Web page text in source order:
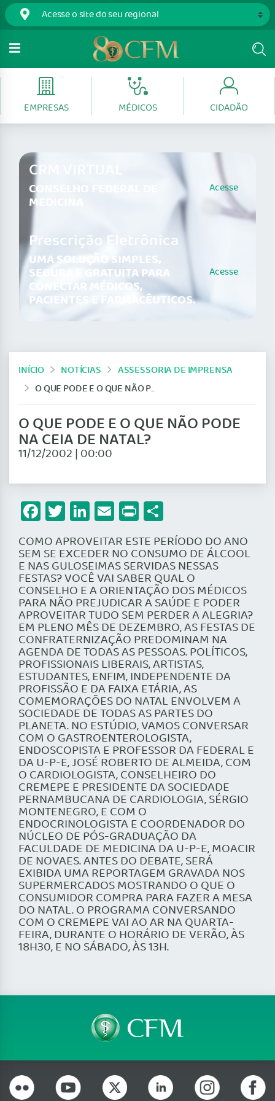
EMPRESAS MÉDICOS CIDADÃO
CRM VIRTUAL
CONSELHO FEDERAL DE
MEDICINA
Acesse
Prescrição Eletrônica
UMA SOLUÇÃO SIMPLES,
SEGURA E GRATUITA PARA
CONECTAR MÉDICOS,
PACIENTES E FARMACÊUTICOS.
Acesse
INÍCIO NOTÍCIAS
ASSESSORIA DE IMPRENSA
O QUE PODE E O QUE NÃO PODE NA CEIA DE NATAL?
O QUE PODE E O QUE NÃO PODE
NA CEIA DE NATAL?
11/12/2002 | 00:00
Facebook
Twitter
LinkedIn
Email
Print
COMO APROVEITAR ESTE PERÍODO DO ANO
SEM SE EXCEDER NO CONSUMO DE ÁLCOOL
E NAS GULOSEIMAS SERVIDAS NESSAS
FESTAS? VOCÊ VAI SABER QUAL O
CONSELHO E A ORIENTAÇÃO DOS MÉDICOS
PARA NÃO PREJUDICAR A SAÚDE E PODER
APROVEITAR TUDO SEM PERDER A ALEGRIA?
EM PLENO MÊS DE DEZEMBRO, AS FESTAS DE
CONFRATERNIZAÇÃO PREDOMINAM NA
AGENDA DE TODAS AS PESSOAS. POLÍTICOS,
PROFISSIONAIS LIBERAIS, ARTISTAS,
ESTUDANTES, ENFIM, INDEPENDENTE DA
PROFISSÃO E DA FAIXA ETÁRIA, AS
COMEMORAÇÕES DO NATAL ENVOLVEM A
SOCIEDADE DE TODAS AS PARTES DO
PLANETA. NO ESTÚDIO, VAMOS CONVERSAR
COM O GASTROENTEROLOGISTA,
ENDOSCOPISTA E PROFESSOR DA FEDERAL E
DA U-P-E, JOSÉ ROBERTO DE ALMEIDA, COM
O CARDIOLOGISTA, CONSELHEIRO DO
CREMEPE E PRESIDENTE DA SOCIEDADE
PERNAMBUCANA DE CARDIOLOGIA, SÉRGIO
MONTENEGRO, E COM O
ENDOCRINOLOGISTA E COORDENADOR DO
NÚCLEO DE PÓS-GRADUAÇÃO DA
FACULDADE DE MEDICINA DA U-P-E, MOACIR
DE NOVAES. ANTES DO DEBATE, SERÁ
EXIBIDA UMA REPORTAGEM GRAVADA NOS
SUPERMERCADOS MOSTRANDO O QUE O
CONSUMIDOR COMPRA PARA FAZER A MESA
DO NATAL. O PROGRAMA CONVERSANDO
COM O CREMEPE VAI AO AR NA QUARTA-
FEIRA, DURANTE O HORÁRIO DE VERÃO, ÀS
18H30, E NO SÁBADO, ÀS 13H.